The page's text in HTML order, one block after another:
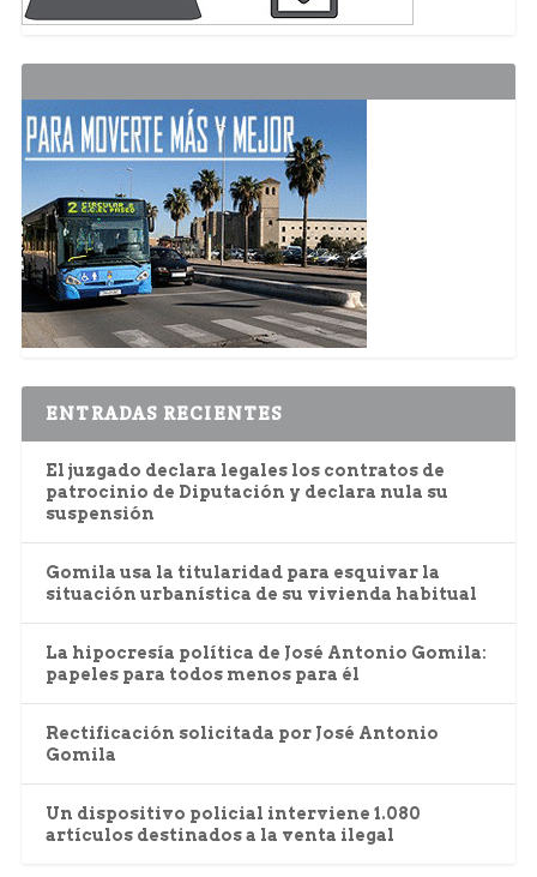
ENTRADAS RECIENTES
El juzgado declara legales los contratos de
patrocinio de Diputación y declara nula su
suspensión
Gomila usa la titularidad para esquivar la
situación urbanística de su vivienda habitual
La hipocresía política de José Antonio Gomila:
papeles para todos menos para él
Rectificación solicitada por José Antonio
Gomila
Un dispositivo policial interviene 1.080
artículos destinados a la venta ilegal